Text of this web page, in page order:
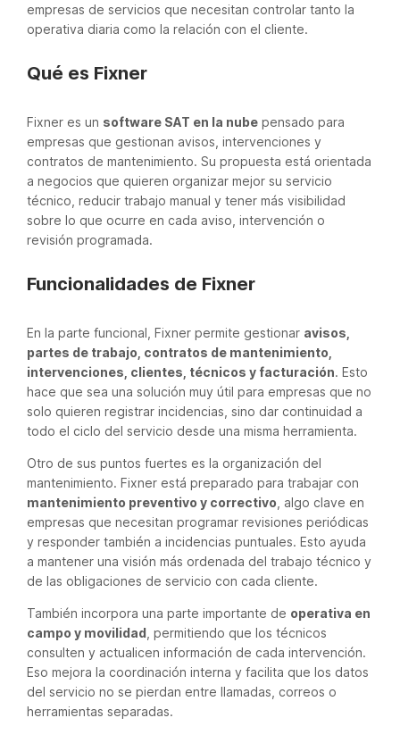
empresas de servicios que necesitan controlar tanto la
operativa diaria como la relación con el cliente.
Qué es Fixner
Fixner es un software SAT en la nube pensado para
empresas que gestionan avisos, intervenciones y
contratos de mantenimiento. Su propuesta está orientada
a negocios que quieren organizar mejor su servicio
técnico, reducir trabajo manual y tener más visibilidad
sobre lo que ocurre en cada aviso, intervención o
revisión programada.
Funcionalidades de Fixner
En la parte funcional, Fixner permite gestionar avisos,
partes de trabajo, contratos de mantenimiento,
intervenciones, clientes, técnicos y facturación. Esto
hace que sea una solución muy útil para empresas que no
solo quieren registrar incidencias, sino dar continuidad a
todo el ciclo del servicio desde una misma herramienta.
Otro de sus puntos fuertes es la organización del
mantenimiento. Fixner está preparado para trabajar con
mantenimiento preventivo y correctivo , algo clave en
empresas que necesitan programar revisiones periódicas
y responder también a incidencias puntuales. Esto ayuda
a mantener una visión más ordenada del trabajo técnico y
de las obligaciones de servicio con cada cliente.
También incorpora una parte importante de operativa en
campo y movilidad , permitiendo que los técnicos
consulten y actualicen información de cada intervención.
Eso mejora la coordinación interna y facilita que los datos
del servicio no se pierdan entre llamadas, correos o
herramientas separadas.